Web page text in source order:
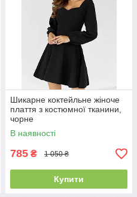
Шикарне коктейльне жіноче
плаття з костюмної тканини,
чорне
В наявності
785 ₴ 1 050 ₴
Купити